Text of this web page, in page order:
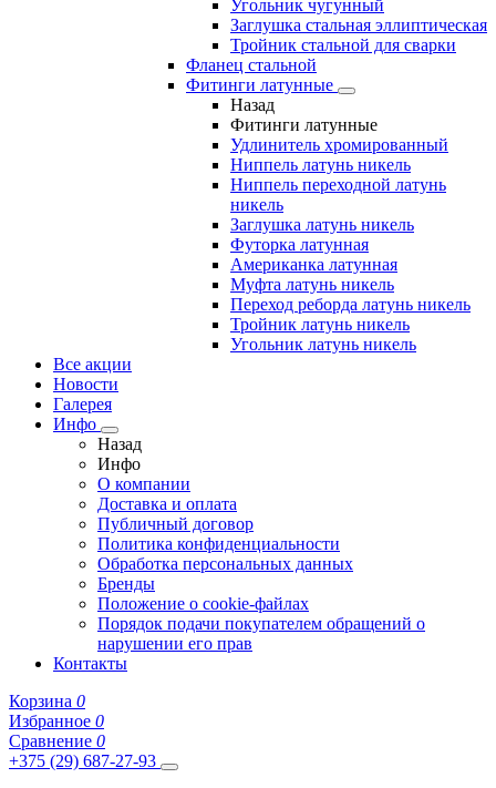
Угольник чугунный
Заглушка стальная эллиптическая
Тройник стальной для сварки
Фланец стальной
Фитинги латунные
Назад
Фитинги латунные
Удлинитель хромированный
Ниппель латунь никель
Ниппель переходной латунь
никель
Заглушка латунь никель
Футорка латунная
Американка латунная
Муфта латунь никель
Переход реборда латунь никель
Тройник латунь никель
Угольник латунь никель
Все акции
Новости
Галерея
Инфо
Назад
Инфо
О компании
Доставка и оплата
Публичный договор
Политика конфиденциальности
Обработка персональных данных
Бренды
Положение о cookie-файлах
Порядок подачи покупателем обращений о
нарушении его прав
Контакты
Корзина 0
Избранное 0
Сравнение 0
+375 (29) 687-27-93